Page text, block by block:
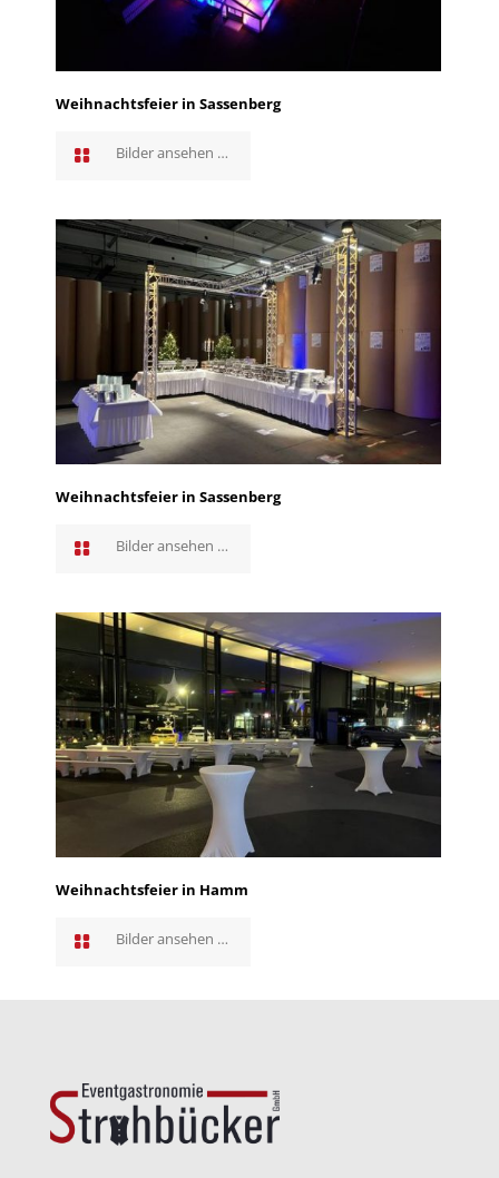
Weihnachtsfeier in Sassenberg
Bilder ansehen …
Weihnachtsfeier in Sassenberg
Bilder ansehen …
Weihnachtsfeier in Hamm
Bilder ansehen …